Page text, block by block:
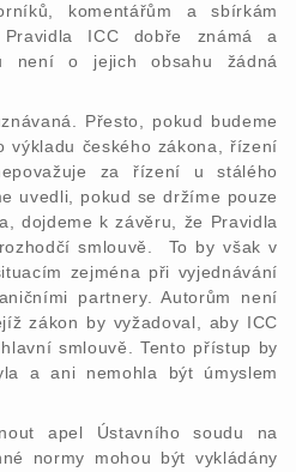
komentářům a sbírkám
ICC dobře známá a
není o jejich obsahu žádná
Přesto, pokud budeme
výkladu českého zákona, řízení
za řízení u stálého
uvedli, pokud se držíme pouze
dojdeme k závěru, že Pravidla
smlouvě. To by však v
zejména při vyjednávání
partnery. Autorům není
zákon by vyžadoval, aby ICC
smlouvě. Tento přístup by
a ani nemohla být úmyslem
apel Ústavního soudu na
normy mohou být vykládány